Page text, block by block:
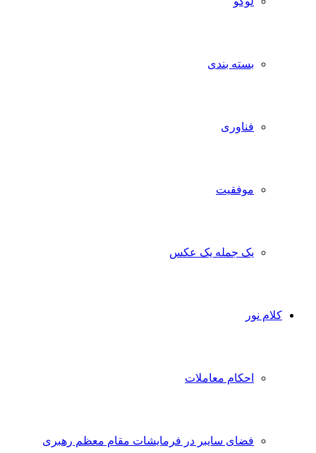
بسته بندی
فناوری
موفقیت
یک جمله یک عکس
کلام نور
احکام معاملات
فضای سایبر در فرمایشات مقام معظم رهبری